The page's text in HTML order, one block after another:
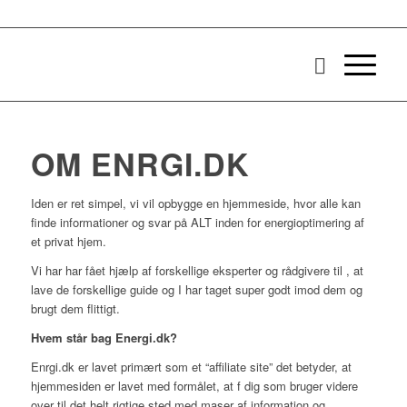
OM ENRGI.DK
Iden er ret simpel, vi vil opbygge en hjemmeside, hvor alle kan
finde informationer og svar på ALT inden for energioptimering af
et privat hjem.
Vi har har fået hjælp af forskellige eksperter og rådgivere til , at
lave de forskellige guide og I har taget super godt imod dem og
brugt dem flittigt.
Hvem står bag Energi.dk?
Enrgi.dk er lavet primært som et “affiliate site” det betyder, at
hjemmesiden er lavet med formålet, at f dig som bruger videre